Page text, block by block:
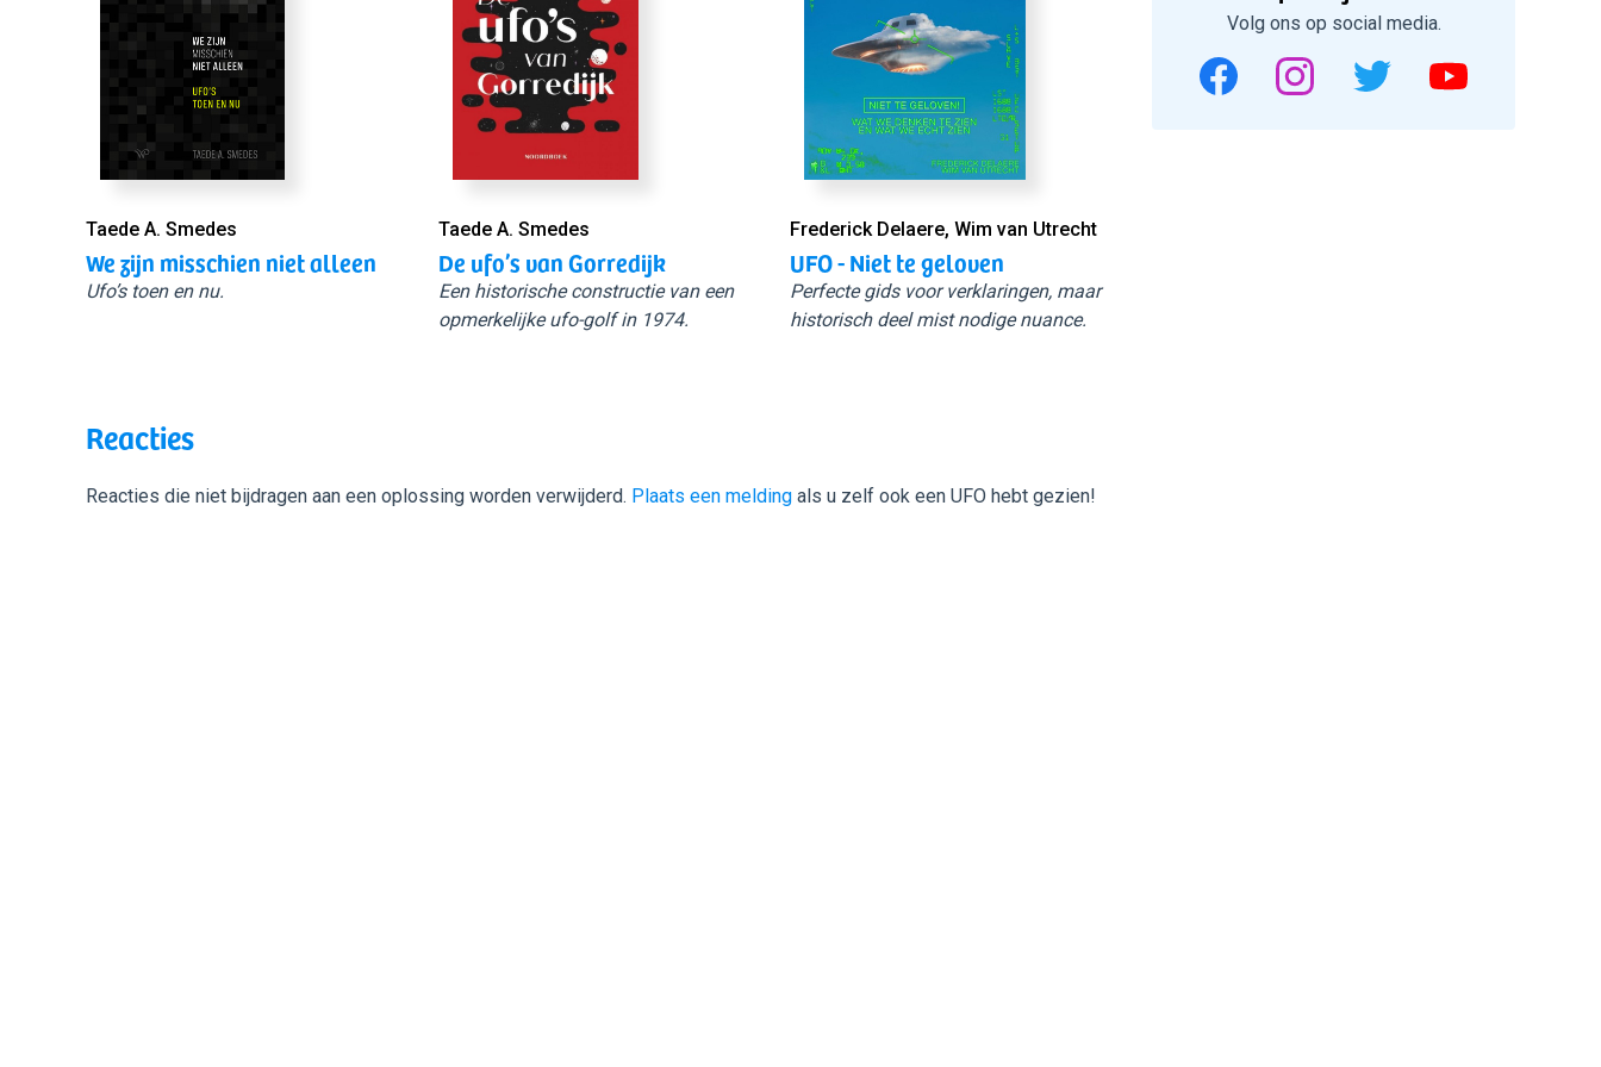
Taede A. Smedes
We zijn misschien niet alleen
Ufo’s toen en nu.
Taede A. Smedes
De ufo’s van Gorredijk
Een historische constructie van een
opmerkelijke ufo-golf in 1974.
Frederick Delaere, Wim van Utrecht
UFO - Niet te geloven
Perfecte gids voor verklaringen, maar
historisch deel mist nodige nuance.
Reacties
Reacties die niet bijdragen aan een oplossing worden verwijderd. Plaats een melding als u zelf ook een UFO hebt gezien!
Volg ons op social media.